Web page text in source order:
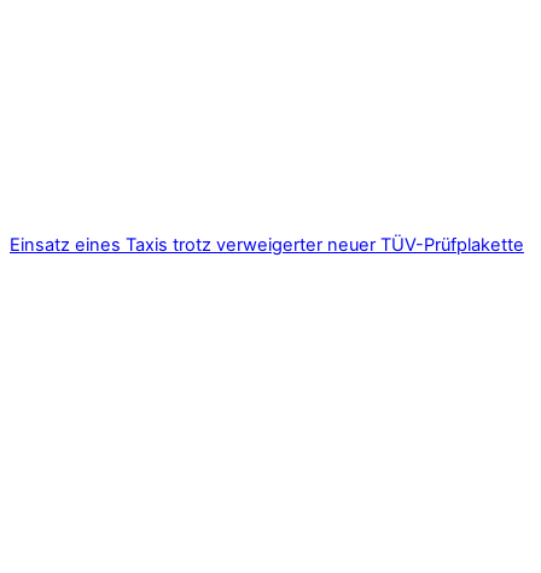
Einsatz eines Taxis trotz verweigerter neuer TÜV-Prüfplakette